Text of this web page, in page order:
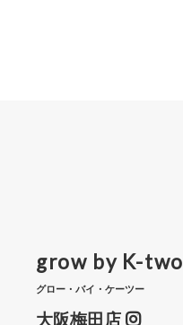
grow by K-two
グロー・バイ・ケーツー
大阪梅田店